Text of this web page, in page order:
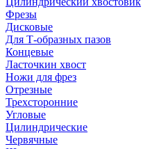
Фрезы
Дисковые
Для Т-образных пазов
Концевые
Ласточкин хвост
Ножи для фрез
Отрезные
Трехсторонние
Угловые
Цилиндрические
Червячные